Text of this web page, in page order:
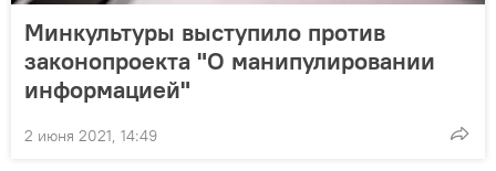
Минкультуры выступило против
законопроекта "О манипулировании
информацией"
2 июня 2021, 14:49